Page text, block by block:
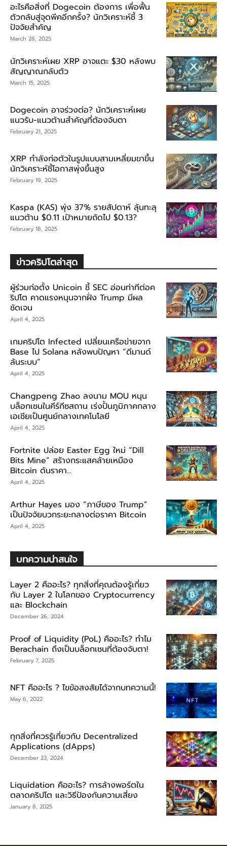
อะไรคือสิ่งที่ Dogecoin ต้องการ เพื่อฟื้น
ตัวกลับสู่จุดพีคอีกครั้ง? นักวิเคราะห์ชี้ 3
ปัจจัยสำคัญ
March 28, 2025
นักวิเคราะห์เผย XRP อาจแตะ $30 หลังพบ
สัญญาณกลับตัว
March 15, 2025
Dogecoin อาจร่วงต่อ? นักวิเคราะห์เผย
แนวรับ-แนวต้านสำคัญที่ต้องจับตา
February 21, 2025
XRP กำลังก่อตัวในรูปแบบสามเหลี่ยมขาขึ้น
นักวิเคราะห์ชี้โอกาสพุ่งขึ้นสูง
February 19, 2025
Kaspa (KAS) พุ่ง 37% รายสัปดาห์ ลุ้นทะลุ
แนวต้าน $0.11 เป้าหมายถัดไป $0.13?
February 18, 2025
ข่าวคริปโตล่าสุด
ผู้ร่วมก่อตั้ง Unicoin ชี้ SEC อ่อนท่าทีต่อค
ริปโต คาดแรงหนุนจากฝั่ง Trump มีผล
ชัดเจน
April 4, 2025
เกมคริปโต Infected เปลี่ยนเครือข่ายจาก
Base ไป Solana หลังพบปัญหา “ดีมานด์
ล้นระบบ”
April 4, 2025
Changpeng Zhao ลงนาม MOU หนุน
บล็อกเชนในคีร์กีซสถาน เร่งปั้นภูมิภาคกลาง
เอเชียเป็นศูนย์กลางเทคโนโลยี
April 4, 2025
Fortnite ปล่อย Easter Egg ใหม่ “Dill
Bits Mine” สร้างกระแสคล้ายเหมือง
Bitcoin ดันราคา...
April 4, 2025
Arthur Hayes มอง “ภาษีของ Trump”
เป็นปัจจัยบวกระยะกลางต่อราคา Bitcoin
April 4, 2025
บทความน่าสนใจ
Layer 2 คืออะไร? ทุกสิ่งที่คุณต้องรู้เกี่ยว
กับ Layer 2 ในโลกของ Cryptocurrency
และ Blockchain
December 26, 2024
Proof of Liquidity (PoL) คืออะไร? ทำไม
Berachain ถึงเป็นบล็อกเชนที่ต้องจับตา!
February 7, 2025
NFT คืออะไร ? ไขข้อสงสัยได้จากบทความนี้!
May 6, 2022
ทุกสิ่งที่ควรรู้เกี่ยวกับ Decentralized
Applications (dApps)
December 23, 2024
Liquidation คืออะไร? การล้างพอร์ตใน
ตลาดคริปโต และวิธีป้องกันความเสี่ยง
January 8, 2025